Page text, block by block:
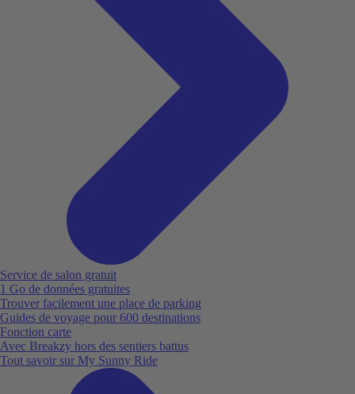
Service de salon gratuit
1 Go de données gratuites
Trouver facilement une place de parking
Guides de voyage pour 600 destinations
Fonction carte
Avec Breakzy hors des sentiers battus
Tout savoir sur My Sunny Ride